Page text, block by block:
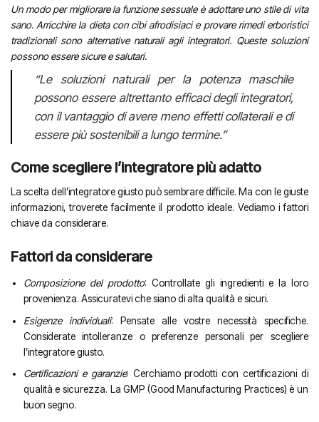
Un modo per migliorare la funzione sessuale è adottare uno stile di vita
sano. Arricchire la dieta con cibi afrodisiaci e provare rimedi erboristici
tradizionali sono alternative naturali agli integratori. Queste soluzioni
possono essere sicure e salutari.
“Le soluzioni naturali per la potenza maschile
possono essere altrettanto efficaci degli integratori,
con il vantaggio di avere meno effetti collaterali e di
essere più sostenibili a lungo termine.”
Come scegliere l’integratore più adatto
La scelta dell’integratore giusto può sembrare difficile. Ma con le giuste
informazioni, troverete facilmente il prodotto ideale. Vediamo i fattori
chiave da considerare.
Fattori da considerare
Composizione del prodotto: Controllate gli ingredienti e la loro
provenienza. Assicuratevi che siano di alta qualità e sicuri.
Esigenze individuali: Pensate alle vostre necessità specifiche.
Considerate intolleranze o preferenze personali per scegliere
l’integratore giusto.
Certificazioni e garanzie: Cerchiamo prodotti con certificazioni di
qualità e sicurezza. La GMP (Good Manufacturing Practices) è un
buon segno.